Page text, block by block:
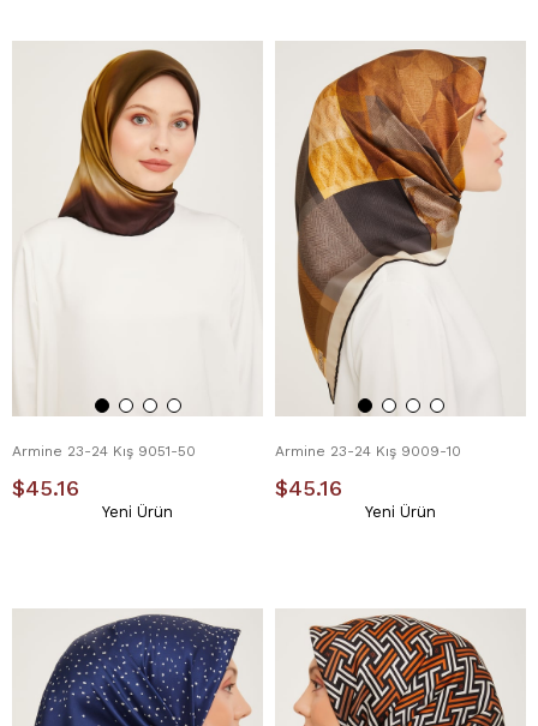
Armine 23-24 Kış 9051-50
$45.16
Yeni Ürün
Armine 23-24 Kış 9009-10
$45.16
Yeni Ürün